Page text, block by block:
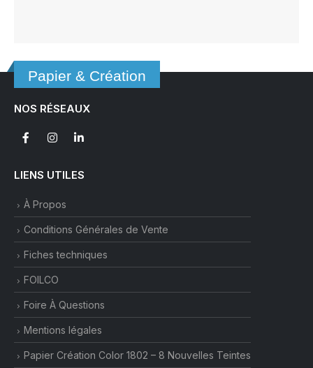
Papier & Création
NOS RÉSEAUX
LIENS UTILES
À Propos
Conditions Générales de Vente
Fiches techniques
FOILCO
Foire À Questions
Mentions légales
Papier Création Color 1802 – 8 Nouvelles Teintes